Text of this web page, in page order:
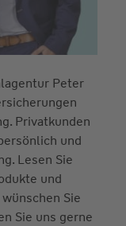
Peter
Privatkunden
und
Lesen Sie
und
Sie
Sie uns gerne